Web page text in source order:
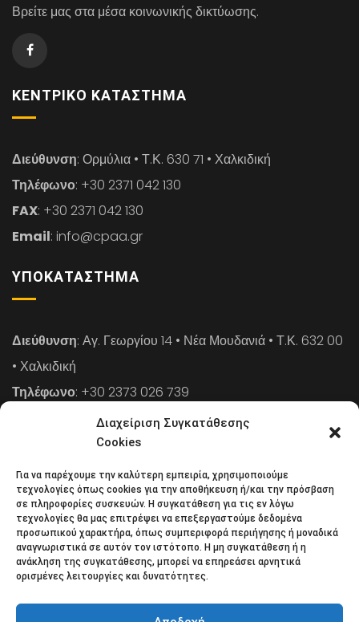
Διαχείριση Συγκατάθεσης
Cookies
Για να παρέχουμε την καλύτερη εμπειρία, χρησιμοποιούμε
τεχνολογίες όπως cookies για την αποθήκευση ή/και την πρόσβαση
σε πληροφορίες συσκευών. Η συγκατάθεση για τις εν λόγω
τεχνολογίες θα μας επιτρέψει να επεξεργαστούμε δεδομένα
προσωπικού χαρακτήρα, όπως συμπεριφορά περιήγησης ή μοναδικά
αναγνωριστικά σε αυτόν τον ιστότοπο. Η μη συγκατάθεση ή η
ανάκληση της συγκατάθεσης, μπορεί να επηρεάσει αρνητικά
ορισμένες λειτουργίες και δυνατότητες.
Βρείτε μας στα μέσα κοινωνικής δικτύωσης.
ΚΕΝΤΡΙΚΌ ΚΑΤΆΣΤΗΜΑ
Διεύθυνση: Ορμύλια • Τ.Κ. 630 71 • Χαλκιδική
Τηλέφωνο: +30 2371 042 130
FAX: +30 2371 042 130
Email: info@cpaa.gr
ΥΠΟΚΑΤΆΣΤΗΜΑ
Διεύθυνση: Αγ. Γεωργίου 14 • Νέα Μουδανιά • Τ.Κ. 632 00
• Χαλκιδική
Τηλέφωνο: +30 2373 026 739
: +30 2373 026 739
: info@cpaa.gr
NEWSLETTER
Κάντε εγγραφή στο ηλεκτρονικό μας φυλλάδιο και μείνετε
στο επίκεντρο της οικονομικής επικαιρότητας.